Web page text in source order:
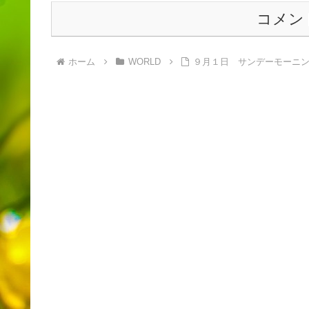
コメン
ホーム WORLD ９月１日 サンデーモーニ